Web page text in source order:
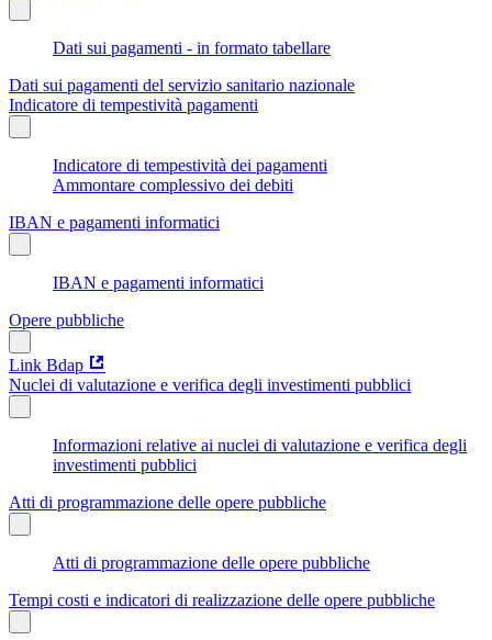
Dati sui pagamenti - in formato tabellare
Dati sui pagamenti del servizio sanitario nazionale
Indicatore di tempestività pagamenti
Indicatore di tempestività dei pagamenti
Ammontare complessivo dei debiti
IBAN e pagamenti informatici
IBAN e pagamenti informatici
Opere pubbliche
Link Bdap
Nuclei di valutazione e verifica degli investimenti pubblici
Informazioni relative ai nuclei di valutazione e verifica degli
investimenti pubblici
Atti di programmazione delle opere pubbliche
Atti di programmazione delle opere pubbliche
Tempi costi e indicatori di realizzazione delle opere pubbliche